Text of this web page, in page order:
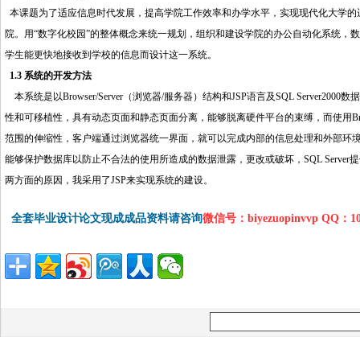
本课题为了适应信息时代发展，提高学院工作效率和办学水平，实现现代化大学
院。用“数字化校园”的整体概念来统一规划，组织和建设学院的办公自动化系统
学生能更快地接收到学校的信息而设计这一系统。
1.3 系统的开发方法http://www.16sheji8.cn/
本系统是以Browser/Server（浏览器/服务器）结构和JSP语言及SQL Server2000
性和可移植性，具有动态页面和静态页面分离，能够脱离硬件平台的束缚，而使用
范围的伸缩性，客户端通过浏览器统一界面，就可以完成内部的信息处理和外部环
能够保护数据库以防止不合法的使用所造成的数据泄露，更改或破坏，SQL
两方面的原因，我采用了JSP来实现系统的建设。
全套毕业设计论文现成成品资料请咨询微信号：biyezuopinvvp QQ